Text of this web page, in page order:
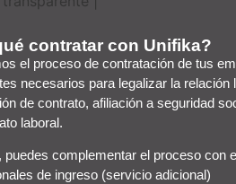
contratar con Unifika?
el proceso de contratación de tus
necesarios para legalizar la relación
de contrato, afiliación a seguridad
laboral.
puedes complementar el proceso con
de ingreso (servicio adicional)